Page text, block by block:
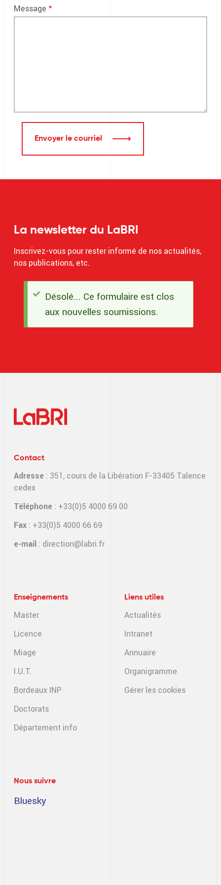
Message
Envoyer le courriel
La newsletter du LaBRI
Inscrivez-vous pour rester informé de nos actualités,
nos publications, etc.
Message
d'état
Désolé... Ce formulaire est clos
aux nouvelles soumissions.
Contact
Adresse : 351, cours de la Libération F-33405 Talence
cedex
Téléphone : +33(0)5 4000 69 00
Fax : +33(0)5 4000 66 69
e-mail : direction@labri.fr
Enseignements
Master
Licence
Miage
I.U.T.
Bordeaux INP
Doctorats
Département info
Liens utiles
Actualités
Intranet
Annuaire
Organigramme
Gérer les cookies
Nous suivre
Bluesky